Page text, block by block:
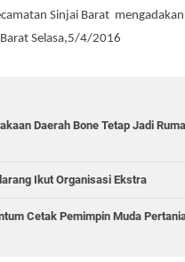
Sinjai Barat
Selasa,5/4/2016
Daerah Bone Tetap Jadi
Ikut Organisasi Ekstra
Cetak Pemimpin Muda